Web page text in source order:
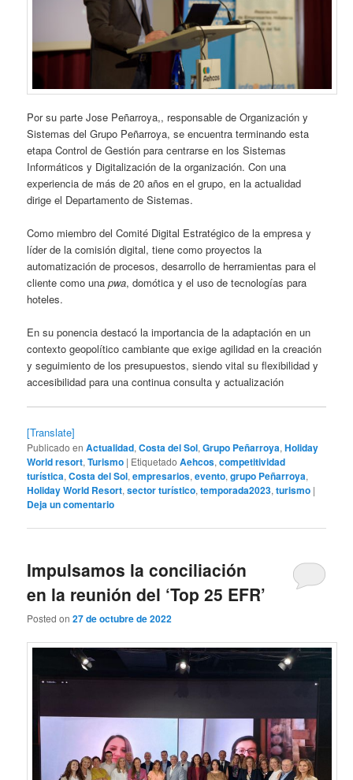
Por su parte Jose Peñarroya,, responsable de Organización y
Sistemas del Grupo Peñarroya, se encuentra terminando esta
etapa Control de Gestión para centrarse en los Sistemas
Informáticos y Digitalización de la organización. Con una
experiencia de más de 20 años en el grupo, en la actualidad
dirige el Departamento de Sistemas.
Como miembro del Comité Digital Estratégico de la empresa y
líder de la comisión digital, tiene como proyectos la
automatización de procesos, desarrollo de herramientas para el
cliente como unapwa, domótica y el uso de tecnologías para
hoteles.
En su ponencia destacó la importancia de la adaptación en un
contexto geopolítico cambiante que exige agilidad en la creación
y seguimiento de los presupuestos, siendo vital su flexibilidad y
accesibilidad para una continua consulta y actualización
[Translate]
Publicado en Actualidad,Costa del Sol,Grupo Peñarroya,Holiday
World resort,Turismo | Etiquetado Aehcos,competitividad
turística,Costa del Sol,empresarios,evento,grupo Peñarroya,
Holiday World Resort,sector turístico,temporada2023,turismo |
Deja un comentario
Impulsamos la conciliación
en la reunión del ‘Top 25 EFR’
Posted on27 de octubre de 2022